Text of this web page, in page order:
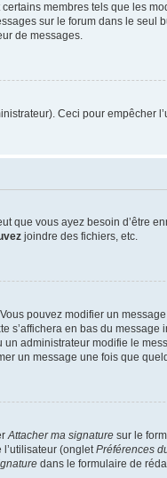
membres tels que les
sur le forum dans le
de messages.
Ceci pour empêcher
que vous ayez besoin d’être
joindre des fichiers, etc.
pouvez modifier un
en bas du message
administrateur modifie le
un message une fois que
Attacher ma signature sur le
l’utilisateur (ongletPréférences
dans le formulaire de